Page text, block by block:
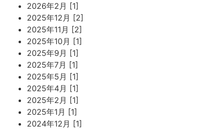
2026年2月 [1]
2025年12月 [2]
2025年11月 [2]
2025年10月 [1]
2025年9月 [1]
2025年7月 [1]
2025年5月 [1]
2025年4月 [1]
2025年2月 [1]
2025年1月 [1]
2024年12月 [1]